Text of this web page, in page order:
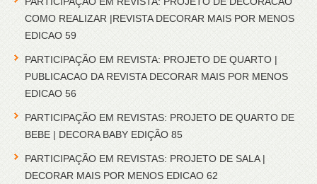
COMO REALIZAR |REVISTA DECORAR MAIS POR MENOS
EDICAO 59
PARTICIPAÇÃO EM REVISTA: PROJETO DE QUARTO |
PUBLICACAO DA REVISTA DECORAR MAIS POR MENOS
EDICAO 56
PARTICIPAÇÃO EM REVISTAS: PROJETO DE QUARTO DE
BEBE | DECORA BABY EDIÇÃO 85
PARTICIPAÇÃO EM REVISTAS: PROJETO DE SALA |
DECORAR MAIS POR MENOS EDICAO 62